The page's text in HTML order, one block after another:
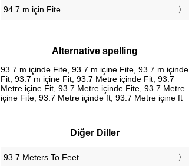
94.7 m için Fite
Alternative spelling
93.7 m içinde Fite, 93.7 m içine Fite, 93.7 m içinde
Fit, 93.7 m içine Fit, 93.7 Metre içinde Fit, 93.7
Metre içine Fit, 93.7 Metre içinde Fite, 93.7 Metre
içine Fite, 93.7 Metre içinde ft, 93.7 Metre içine ft
Diğer Diller
‎93.7 Meters To Feet